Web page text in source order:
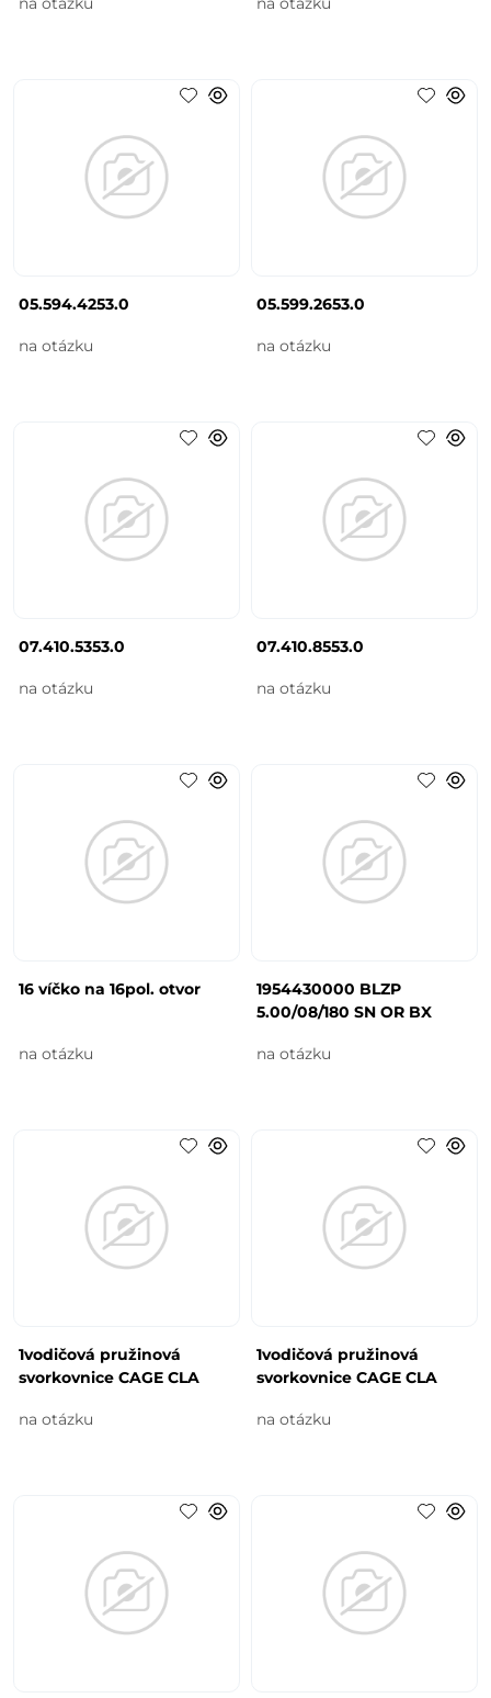
05.594.4253.0
na otázku
05.599.2653.0
na otázku
07.410.5353.0
na otázku
07.410.8553.0
na otázku
16 víčko na 16pol. otvor
na otázku
1954430000 BLZP
5.00/08/180 SN OR BX
na otázku
1vodičová pružinová
svorkovnice CAGE CLA
na otázku
1vodičová pružinová
svorkovnice CAGE CLA
na otázku